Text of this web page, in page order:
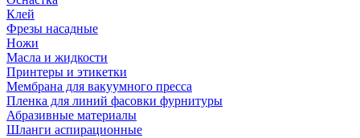
Клей
Фрезы насадные
Ножи
Масла и жидкости
Принтеры и этикетки
Мембрана для вакуумного пресса
Пленка для линий фасовки фурнитуры
Абразивные материалы
Шланги аспирационные